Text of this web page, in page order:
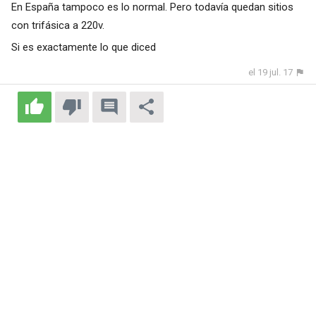
En España tampoco es lo normal. Pero todavía quedan sitios
con trifásica a 220v.
Si es exactamente lo que diced
el 19 jul. 17